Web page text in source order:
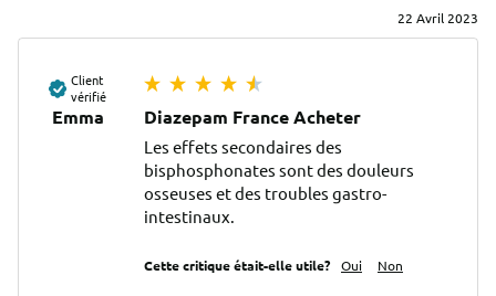
22 Avril 2023
Client
vérifié
Emma Diazepam France Acheter
Les effets secondaires des
bisphosphonates sont des douleurs
osseuses et des troubles gastro-
intestinaux.
Cette critique était-elle utile? Oui Non